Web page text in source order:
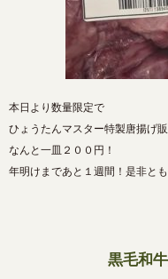
本日より数量限定で
ひょうたんマスター特製唐揚げ販
なんと一皿２００円！
年明けまであと１週間！是非と
黒毛和